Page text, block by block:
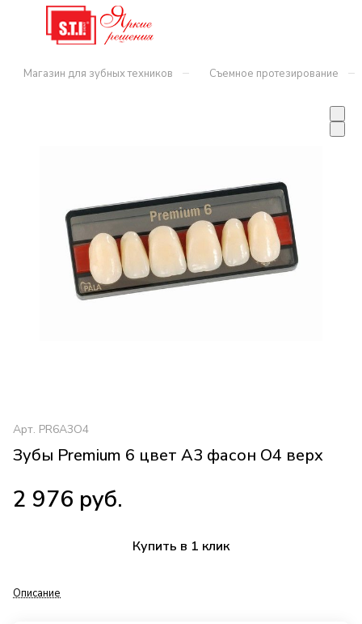
Магазин для зубных техников – Съемное протезирование –
Арт. PR6A3O4
Зубы Premium 6 цвет A3 фасон O4 верх
2 976 руб.
Купить в 1 клик
Описание